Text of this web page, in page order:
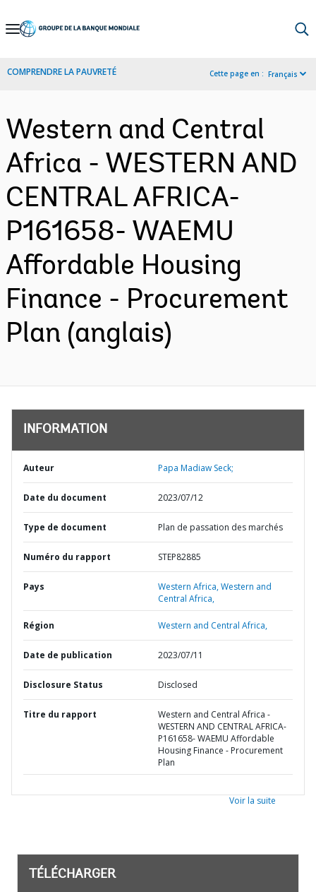
Skip
Navigation
COMPRENDRE LA PAUVRETÉ Cette page en : Français
Western and Central
Africa - WESTERN AND
CENTRAL AFRICA-
P161658- WAEMU
Affordable Housing
Finance - Procurement
Plan (anglais)
INFORMATION
Auteur Papa Madiaw Seck;
Date du document 2023/07/12
Type de document Plan de passation des marchés
Numéro du rapport STEP82885
Pays Western Africa,Western and
Central Africa,
Région Western and Central Africa,
Date de publication 2023/07/11
Disclosure Status Disclosed
Titre du rapport
Western and Central Africa -
WESTERN AND CENTRAL AFRICA-
P161658- WAEMU Affordable
Housing Finance - Procurement
Plan
Voir la suite
TÉLÉCHARGER